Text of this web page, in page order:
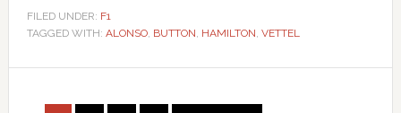
FILED UNDER: F1
TAGGED WITH: ALONSO, BUTTON, HAMILTON, VETTEL